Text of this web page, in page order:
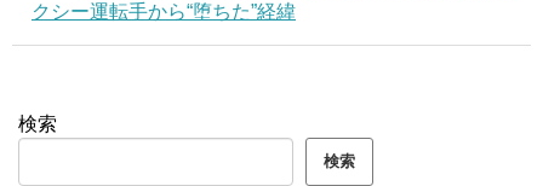
クシー運転手から“堕ちた”経緯
検索
検索